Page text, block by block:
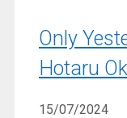
Only
Hotaru
15/07/2024